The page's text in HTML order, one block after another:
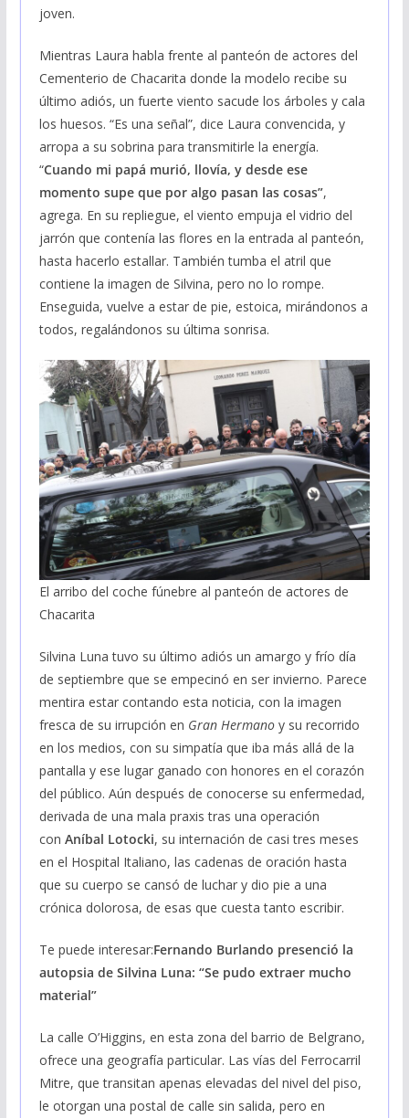
joven.
Mientras Laura habla frente al panteón de actores del
Cementerio de Chacarita donde la modelo recibe su
último adiós, un fuerte viento sacude los árboles y cala
los huesos. “Es una señal”, dice Laura convencida, y
arropa a su sobrina para transmitirle la energía.
“Cuando mi papá murió, llovía, y desde ese
momento supe que por algo pasan las cosas”,
agrega. En su repliegue, el viento empuja el vidrio del
jarrón que contenía las flores en la entrada al panteón,
hasta hacerlo estallar. También tumba el atril que
contiene la imagen de Silvina, pero no lo rompe.
Enseguida, vuelve a estar de pie, estoica, mirándonos a
todos, regalándonos su última sonrisa.
El arribo del coche fúnebre al panteón de actores de
Chacarita
Silvina Luna tuvo su último adiós un amargo y frío día
de septiembre que se empecinó en ser invierno. Parece
mentira estar contando esta noticia, con la imagen
fresca de su irrupción en Gran Hermanoy su recorrido
en los medios, con su simpatía que iba más allá de la
pantalla y ese lugar ganado con honores en el corazón
del público. Aún después de conocerse su enfermedad,
derivada de una mala praxis tras una operación
con Aníbal Lotocki, su internación de casi tres meses
en el Hospital Italiano, las cadenas de oración hasta
que su cuerpo se cansó de luchar y dio pie a una
crónica dolorosa, de esas que cuesta tanto escribir.
Te puede interesar:Fernando Burlando presenció la
autopsia de Silvina Luna: “Se pudo extraer mucho
material”
La calle O’Higgins, en esta zona del barrio de Belgrano,
ofrece una geografía particular. Las vías del Ferrocarril
Mitre, que transitan apenas elevadas del nivel del piso,
le otorgan una postal de calle sin salida, pero en